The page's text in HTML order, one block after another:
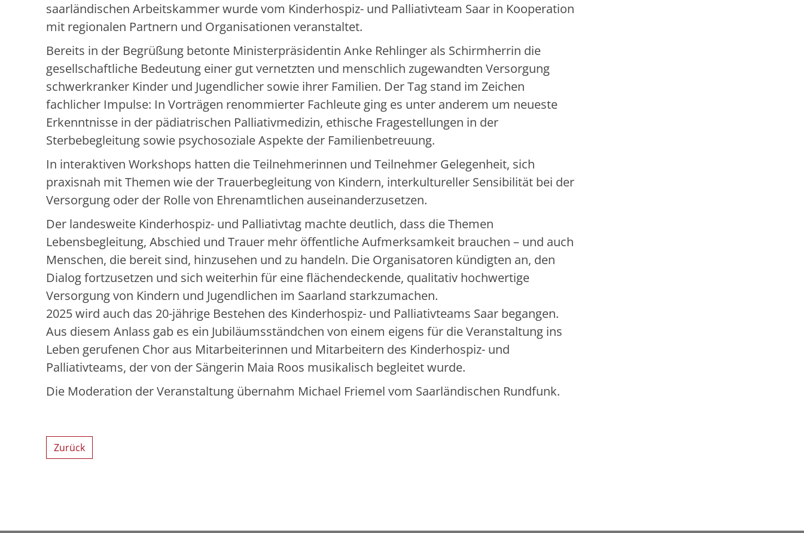
saarländischen Arbeitskammer wurde vom Kinderhospiz- und Palliativteam Saar in Kooperation
mit regionalen Partnern und Organisationen veranstaltet.
Bereits in der Begrüßung betonte Ministerpräsidentin Anke Rehlinger als Schirmherrin die
gesellschaftliche Bedeutung einer gut vernetzten und menschlich zugewandten Versorgung
schwerkranker Kinder und Jugendlicher sowie ihrer Familien. Der Tag stand im Zeichen
fachlicher Impulse: In Vorträgen renommierter Fachleute ging es unter anderem um neueste
Erkenntnisse in der pädiatrischen Palliativmedizin, ethische Fragestellungen in der
Sterbebegleitung sowie psychosoziale Aspekte der Familienbetreuung.
In interaktiven Workshops hatten die Teilnehmerinnen und Teilnehmer Gelegenheit, sich
praxisnah mit Themen wie der Trauerbegleitung von Kindern, interkultureller Sensibilität bei der
Versorgung oder der Rolle von Ehrenamtlichen auseinanderzusetzen.
Der landesweite Kinderhospiz- und Palliativtag machte deutlich, dass die Themen
Lebensbegleitung, Abschied und Trauer mehr öffentliche Aufmerksamkeit brauchen – und auch
Menschen, die bereit sind, hinzusehen und zu handeln. Die Organisatoren kündigten an, den
Dialog fortzusetzen und sich weiterhin für eine flächendeckende, qualitativ hochwertige
Versorgung von Kindern und Jugendlichen im Saarland starkzumachen.
2025 wird auch das 20-jährige Bestehen des Kinderhospiz- und Palliativteams Saar begangen.
Aus diesem Anlass gab es ein Jubiläumsständchen von einem eigens für die Veranstaltung ins
Leben gerufenen Chor aus Mitarbeiterinnen und Mitarbeitern des Kinderhospiz- und
Palliativteams, der von der Sängerin Maia Roos musikalisch begleitet wurde.
Die Moderation der Veranstaltung übernahm Michael Friemel vom Saarländischen Rundfunk.
Zurück